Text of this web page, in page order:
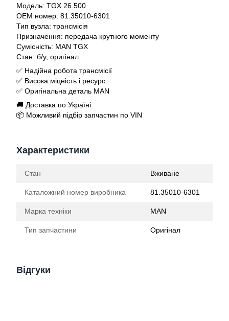
Модель: TGX 26.500
OEM номер: 81.35010-6301
Тип вузла: трансмісія
Призначення: передача крутного моменту
Сумісність: MAN TGX
Стан: б/у, оригінал
✅ Надійна робота трансмісії
✅ Висока міцність і ресурс
✅ Оригінальна деталь MAN
🚚 Доставка по Україні
📦 Можливий підбір запчастин по VIN
Характеристики
Стан Вживане
Каталожний номер виробника 81.35010-6301
Марка техніки MAN
Тип запчастини Оригінал
Відгуки